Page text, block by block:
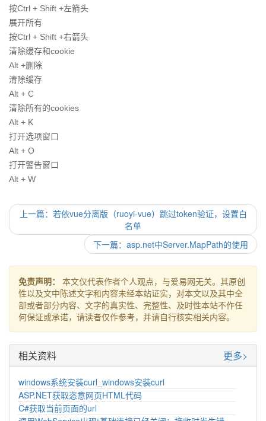
按Ctrl + Shift +左箭头
展开所有
按Ctrl + Shift +右箭头
清除缓存和cookie
Alt +删除
清除缓存
Alt + C
清除所有的cookies
Alt + K
打开选项窗口
Alt + O
打开警告窗口
Alt + W
上一篇：若依vue分离版（ruoyi-vue）跳过token验证，设置白
名单
下一篇：asp.net中Server.MapPath的使用
免责声明：
本文仅代表作者个人观点，与爱易网无关。其原创
性以及文中陈述文字和内容未经本站证实，对本文以及其中全
部或者部分内容、文字的真实性、完整性、及时性本站不作任
何保证或承诺，请读者仅作参考，并请自行核实相关内容。
相关资料 更多>
windows系统安装curl_windows安装curl
ASP.NET获取恣意网页HTML代码
C#获取当前页面的url